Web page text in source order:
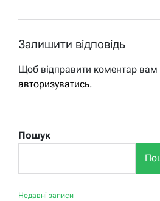
Залишити відповідь
Щоб відправити коментар вам
авторизуватись.
Пошук
Недавні записи